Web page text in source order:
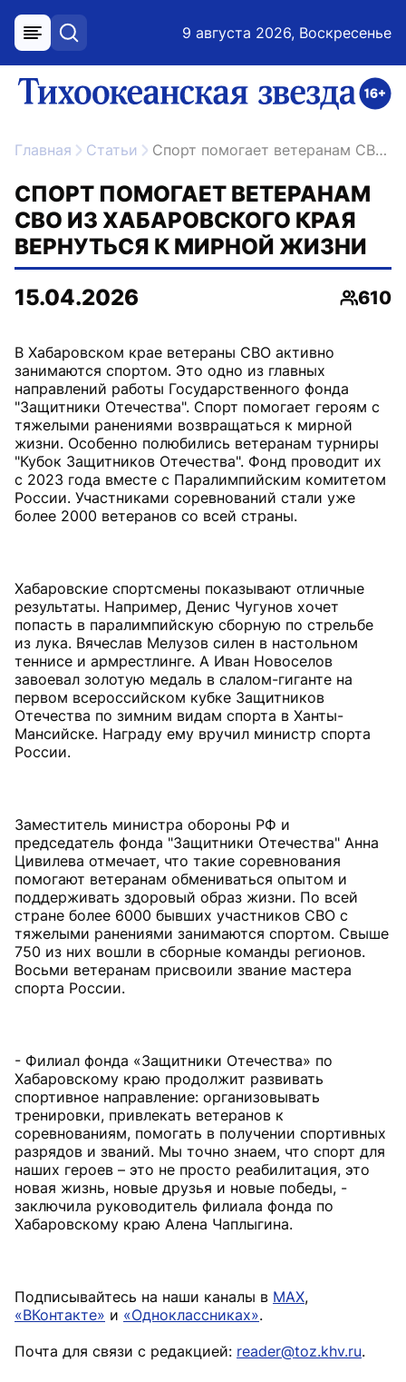
меню поиск 9 августа 2026, Воскресенье
ссылка на главную
Главная Статьи Спорт помогает ветеранам СВО из Хабаровского края вернуться к мирной жизни
СПОРТ ПОМОГАЕТ ВЕТЕРАНАМ
СВО ИЗ ХАБАРОВСКОГО КРАЯ
ВЕРНУТЬСЯ К МИРНОЙ ЖИЗНИ
15.04.2026
610
В Хабаровском крае ветераны СВО активно
занимаются спортом. Это одно из главных
направлений работы Государственного фонда
"Защитники Отечества". Спорт помогает героям с
тяжелыми ранениями возвращаться к мирной
жизни. Особенно полюбились ветеранам турниры
"Кубок Защитников Отечества". Фонд проводит их
с 2023 года вместе с Паралимпийским комитетом
России. Участниками соревнований стали уже
более 2000 ветеранов со всей страны.
Хабаровские спортсмены показывают отличные
результаты. Например, Денис Чугунов хочет
попасть в паралимпийскую сборную по стрельбе
из лука. Вячеслав Мелузов силен в настольном
теннисе и армрестлинге. А Иван Новоселов
завоевал золотую медаль в слалом-гиганте на
первом всероссийском кубке Защитников
Отечества по зимним видам спорта в Ханты-
Мансийске. Награду ему вручил министр спорта
России.
Заместитель министра обороны РФ и
председатель фонда "Защитники Отечества" Анна
Цивилева отмечает, что такие соревнования
помогают ветеранам обмениваться опытом и
поддерживать здоровый образ жизни. По всей
стране более 6000 бывших участников СВО с
тяжелыми ранениями занимаются спортом. Свыше
750 из них вошли в сборные команды регионов.
Восьми ветеранам присвоили звание мастера
спорта России.
- Филиал фонда «Защитники Отечества» по
Хабаровскому краю продолжит развивать
спортивное направление: организовывать
тренировки, привлекать ветеранов к
соревнованиям, помогать в получении спортивных
разрядов и званий. Мы точно знаем, что спорт для
наших героев – это не просто реабилитация, это
новая жизнь, новые друзья и новые победы, -
заключила руководитель филиала фонда по
Хабаровскому краю Алена Чаплыгина.
Подписывайтесь на наши каналы в MAX,
«ВКонтакте» и «Одноклассниках».
Почта для связи с редакцией: reader@toz.khv.ru.